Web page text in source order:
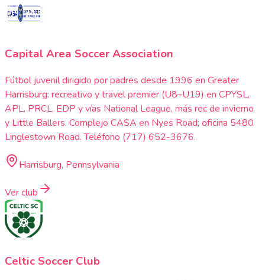
Capital Area Soccer Association
Fútbol juvenil dirigido por padres desde 1996 en Greater
Harrisburg: recreativo y travel premier (U8–U19) en CPYSL,
APL, PRCL, EDP y vías National League, más rec de invierno
y Little Ballers. Complejo CASA en Nyes Road; oficina 5480
Linglestown Road. Teléfono (717) 652-3676.
Harrisburg, Pennsylvania
Ver club
Celtic Soccer Club